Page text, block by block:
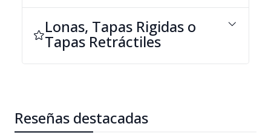
#portalon mazda
#ford ranger xlt
#mazda bt50
Lonas, Tapas Rigidas o
Tapas Retráctiles
Reseñas destacadas